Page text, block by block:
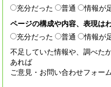
充分だった
普通
情報が
ページの構成や内容、表現は
充分だった
普通
情報が
不足していた情報や、調べた
あれば
ご意見・お問い合わせフォー